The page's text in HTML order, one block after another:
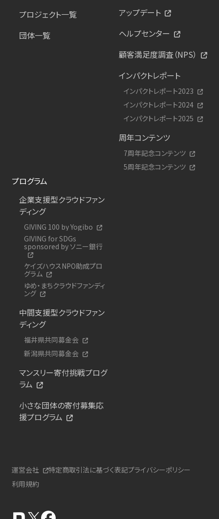
プロジェクト一覧
団体一覧
アップデート
ヘルプセンター
顧客満足度調査（NPS）
インパクトレポート
インパクトレポート2023
インパクトレポート2024
インパクトレポート2025
周年コンテンツ
7周年記念コンテンツ
5周年記念コンテンツ
プログラム
企業支援型クラウドファン
ディング
GIVING 100 by Yogibo
GIVING for SDGs
sponsored by ソニー銀行
ケイズハウスNPO助成プロ
グラム
ゆめ・まちクラウドファンディ
ング
中間支援型クラウドファン
ディング
福井県共同募金会
新潟県共同募金会
マンスリー寄付挑戦プログ
ラム
小さな団体の寄付募集応
援プログラム
運営会社 特定商取引法に基づく表記プライバシーポリシー
利用規約